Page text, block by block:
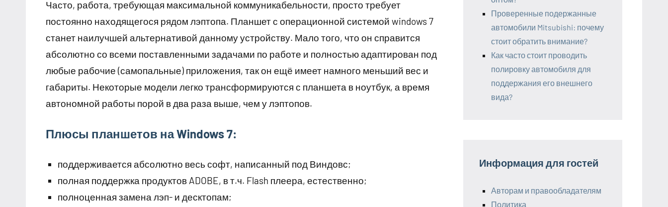
Часто, работа, требующая максимальной коммуникабельности, просто требует
постоянно находящегося рядом лэптопа. Планшет с операционной системой windows 7
станет наилучшей альтернативой данному устройству. Мало того, что он справится
абсолютно со всеми поставленными задачами по работе и полностью адаптирован под
любые рабочие (самопальные) приложения, так он ещё имеет намного меньший вес и
габариты. Некоторые модели легко трансформируются с планшета в ноутбук, а время
автономной работы порой в два раза выше, чем у лэптопов.
Плюсы планшетов на Windows 7:
поддерживается абсолютно весь софт, написанный под Виндовс;
полная поддержка продуктов ADOBE, в т.ч. Flash плеера, естественно;
полноценная замена лэп- и десктопам;
Проверенные подержанные
автомобили Mitsubishi: почему
стоит обратить внимание?
Как часто стоит проводить
полировку автомобиля для
поддержания его внешнего
вида?
Информация для гостей
Авторам и правообладателям
Политика